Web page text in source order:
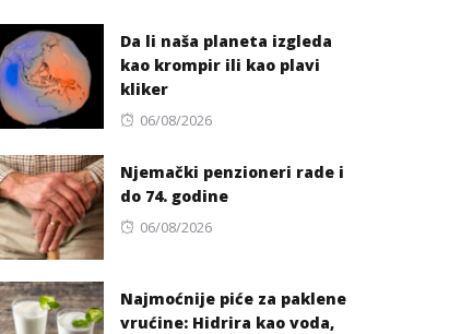
Da li naša planeta izgleda
kao krompir ili kao plavi
kliker
Posted
06/08/2026
Njemački penzioneri rade i
do 74. godine
Posted
06/08/2026
Najmoćnije piće za paklene
vrućine: Hidrira kao voda,